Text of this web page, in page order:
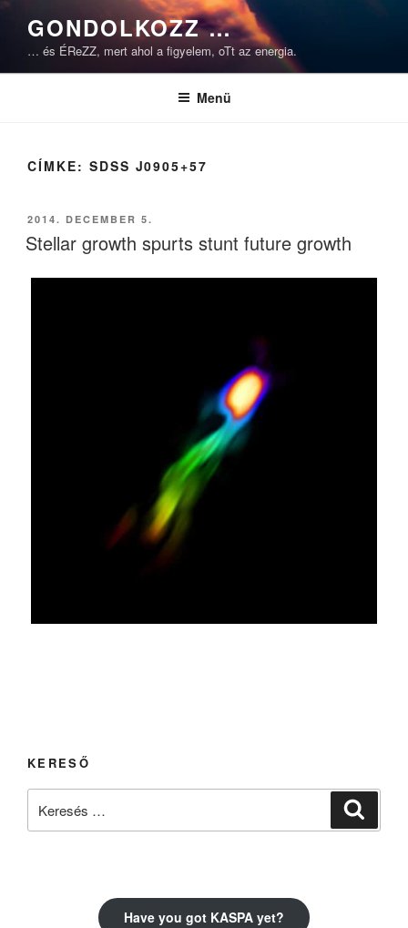
Tartalomhoz
GONDOLKOZZ …
… és ÉReZZ, mert ahol a figyelem, oTt az energia.
Menü
CÍMKE: SDSS J0905+57
BEKÜLDVE:
2014. DECEMBER 5.
Stellar growth spurts stunt future growth
KERESŐ
Have you got KASPA yet?